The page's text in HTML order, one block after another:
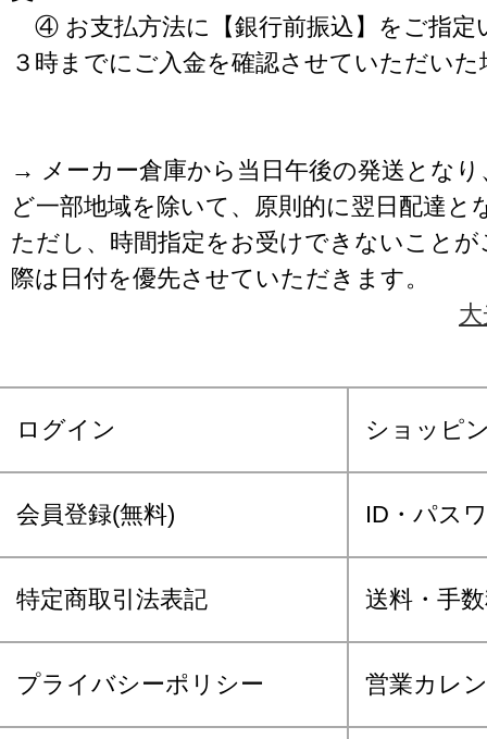
④ お支払方法に【銀行前振込】をご指定
３時までにご入金を確認させていただいた
→ メーカー倉庫から当日午後の発送となり
ど一部地域を除いて、原則的に翌日配達と
ただし、時間指定をお受けできないこと
際は日付を優先させていただきます。
ログイン ショッピ
会員登録(無料) ID・パス
特定商取引法表記 送料・手
プライバシーポリシー 営業カレ